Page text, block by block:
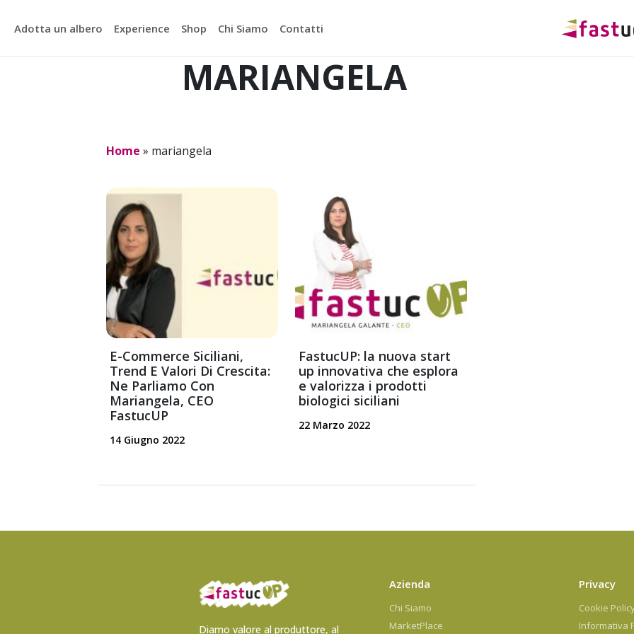
Adotta un albero Experience Shop Chi Siamo Contatti
MARIANGELA
Home » mariangela
E-Commerce Siciliani,
Trend E Valori Di Crescita:
Ne Parliamo Con
Mariangela, CEO
FastucUP
14 Giugno 2022
FastucUP: la nuova start
up innovativa che esplora
e valorizza i prodotti
biologici siciliani
22 Marzo 2022
Diamo valore al produttore, al
Azienda
Chi Siamo
MarketPlace
Privacy
Cookie
Informativa